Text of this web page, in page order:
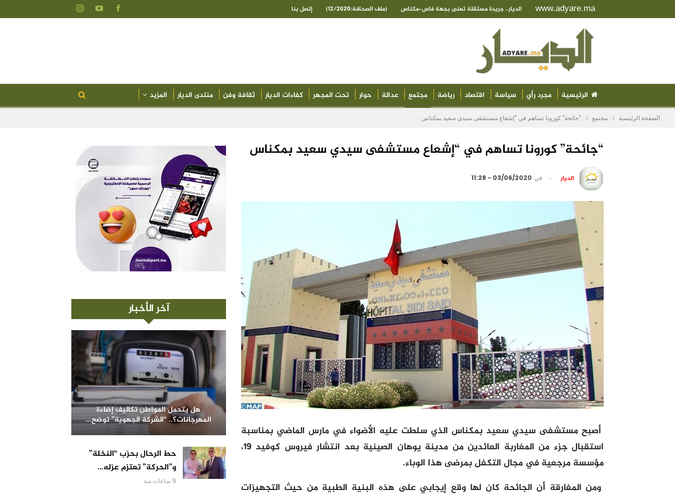
www.adyare.ma الديار.. جريدة مستقلة تعنى بجهة فاس-مكناس (ملف الصحافة:12/2020) إتصل بنا
الرئيسية مجرد رأي سياسة اقتصاد رياضة مجتمع عدالة حوار تحت المجهر كفاءات الديار ثقافة وفن منتدى الديار المزيد
الصفحة الرئيسية مجتمع “جائحة” كورونا تساهم في “إشعاع مستشفى سيدي سعيد بمكناس
“جائحة” كورونا تساهم في “إشعاع مستشفى سيدي سعيد بمكناس
الديار في 03/06/2020 - 11:28
أصبح مستشفى سيدي سعيد بمكناس الذي سلطت عليه الأضواء في مارس الماضي بمناسبة
استقبال جزء من المغاربة العائدين من مدينة يوهان الصينية بعد انتشار فيروس كوفيد 19،
مؤسسة مرجعية في مجال التكفل بمرضى هذا الوباء.
ومن المفارقة أن الجائحة كان لها وقع إيجابي على هذه البنية الطبية من حيث التجهيزات
آخر الأخبار
هل يتحمل المواطن تكاليف إضاءة
المهرجانات؟.. “الشركة الجهوية” توضح…
حط الرحال بحزب “النخلة”
و”الحركة” تعتزم عزله…
9 ساعات منذ